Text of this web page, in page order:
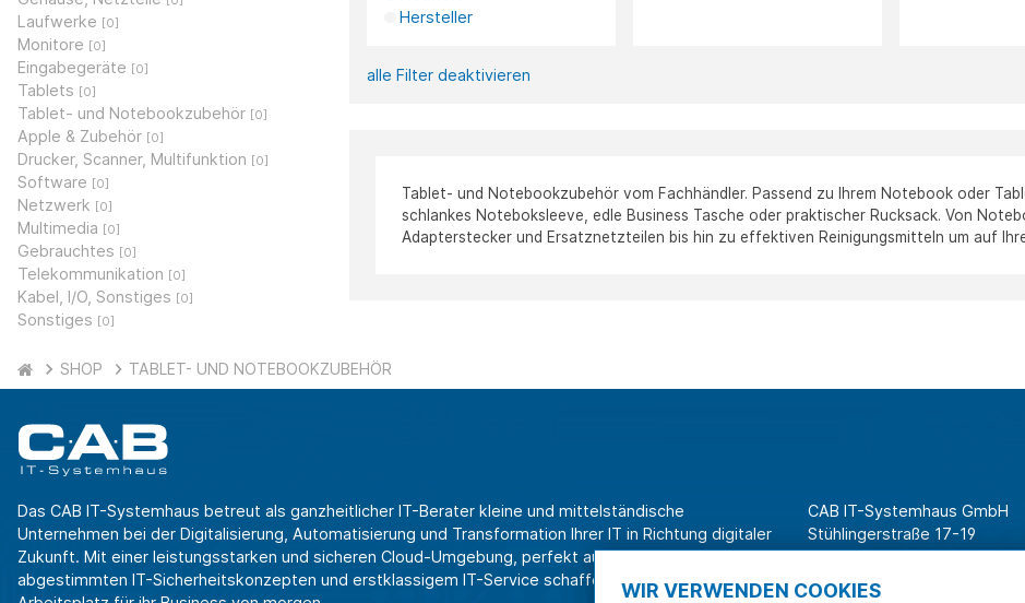
Laufwerke [0]
Monitore [0]
Eingabegeräte [0]
Tablets [0]
Tablet- und Notebookzubehör [0]
Apple & Zubehör [0]
Drucker, Scanner, Multifunktion [0]
Software [0]
Netzwerk [0]
Multimedia [0]
Gebrauchtes [0]
Telekommunikation [0]
Kabel, I/O, Sonstiges [0]
Sonstiges [0]
Hersteller
alle Filter deaktivieren
Tablet- und Notebookzubehör vom Fachhändler. Passend zu Ihrem Notebook oder
schlankes Noteboksleeve, edle Business Tasche oder praktischer Rucksack. Von
Adapterstecker und Ersatznetzteilen bis hin zu effektiven Reinigungsmitteln um auf
SHOP TABLET- UND NOTEBOOKZUBEHÖR
Das CAB IT-Systemhaus betreut als ganzheitlicher IT-Berater kleine und mittelständische
Unternehmen bei der Digitalisierung, Automatisierung und Transformation Ihrer IT in Richtung digitaler
Zukunft. Mit einer leistungsstarken und sicheren Cloud-Umgebung, perfekt aufeinander
abgestimmten IT-Sicherheitskonzepten und erstklassigem IT-Service schaffen wir Effizienz am
CAB IT-Systemhaus GmbH
Stühlingerstraße 17-19
79106 Freiburg
WIR VERWENDEN COOKIES